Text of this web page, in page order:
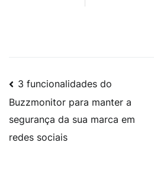
3 funcionalidades do
Buzzmonitor para manter a
segurança da sua marca em
redes sociais